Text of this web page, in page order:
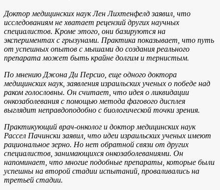
Доктор медицинских наук Лен Лихтенфелд заявил, что
исследованиям не хватает рецензий других научных
специалистов. Кроме этого, они базируются на
экспериментах с грызунами. Практика показывает, что путь
от успешных опытов с мышами до создания реального
препарата может быть крайне долгим и тернистым.
По мнению Джона Ди Персио, еще одного доктора
медицинских наук, заявления израильских ученых о победе над
раком голословны. Он считает, что идея о ликвидации
онкозаболевания с помощью метода фагового дисплея
выглядит неправдоподобно с биологической точки зрения.
Практикующий врач-онколог и доктор медицинских наук
Рассел Пачински заявил, что идеи израильских ученых имеют
рациональное зерно. Но нет обратной связи от других
специалистов, занимающихся онкозаболеваниями. Он
напоминает, что многие подобные препараты, которые были
успешны на второй стадии испытаний, проваливались на
третьей стадии.